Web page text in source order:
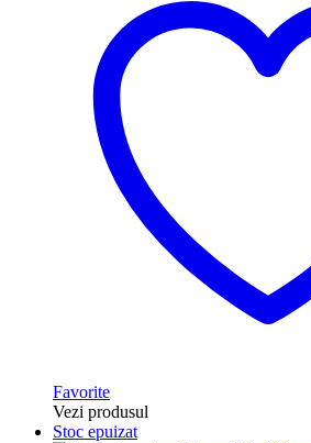
Favorite
Vezi produsul
Stoc epuizat